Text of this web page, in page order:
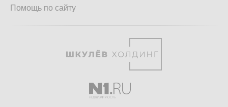
Помощь по сайту